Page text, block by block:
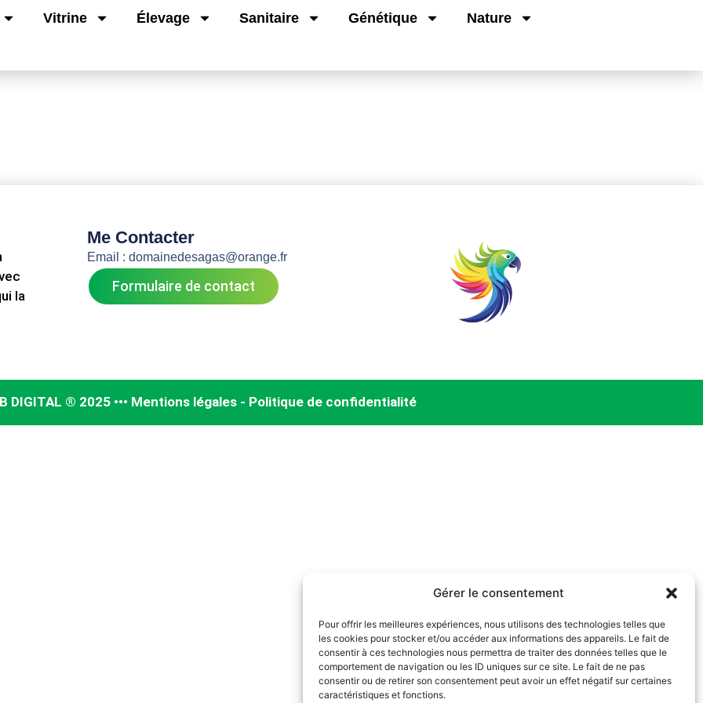
Gérer le consentement
Pour offrir les meilleures expériences, nous utilisons des technologies telles que
les cookies pour stocker et/ou accéder aux informations des appareils. Le fait de
consentir à ces technologies nous permettra de traiter des données telles que le
comportement de navigation ou les ID uniques sur ce site. Le fait de ne pas
consentir ou de retirer son consentement peut avoir un effet négatif sur certaines
caractéristiques et fonctions.
Vitrine Élevage Sanitaire Génétique Nature
la
Me Contacter
Email : domainedesagas@orange.fr
Formulaire de contact
DIGITAL ® 2025 ••• Mentions légales - Politique de confidentialité